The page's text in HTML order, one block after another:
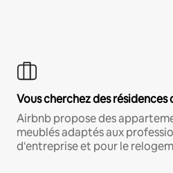
Vous cherchez des résidences
Airbnb propose des
meublés adaptés aux
d'entreprise et pour le